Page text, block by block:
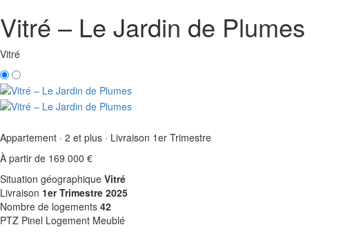
Vitré – Le Jardin de Plumes
Vitré
Appartement · 2 et plus · Livraison 1er Trimestre
À partir de 169 000 €
Situation géographique Vitré
Livraison 1er Trimestre 2025
Nombre de logements 42
PTZ Pinel Logement Meublé